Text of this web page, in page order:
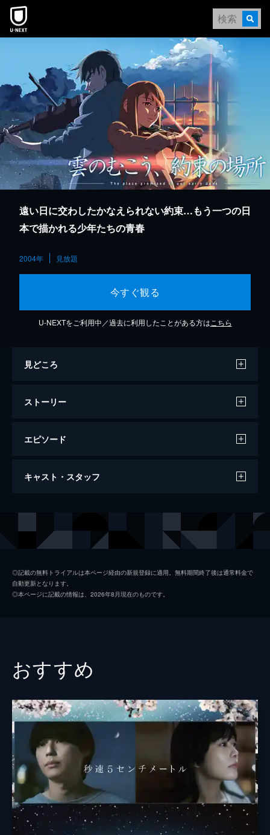
本文へスキップ
遠い日に交わしたかなえられない約束…もう一つの日
本で描かれる少年たちの青春
2004年 見放題
今すぐ観る
U-NEXTをご利用中／過去に利用したことがある方は こちら
見どころ
ストーリー
エピソード
雲のむこう、約束の場所
キとタクヤ。そして3年後、彼らは憧れの少
キャスト・スタッフ
タクヤ（白川拓也） 萩原聖人
脚本
原作 新海誠
音楽 天門
アニメーション制作 コミックス・ウェーブ
◎記載の無料トライアルは本ページ経由の新規登録に適用。無料期間終了後は通常料金で
自動更新となります。
◎本ページに記載の情報は、2026年8月現在のものです。
おすすめ